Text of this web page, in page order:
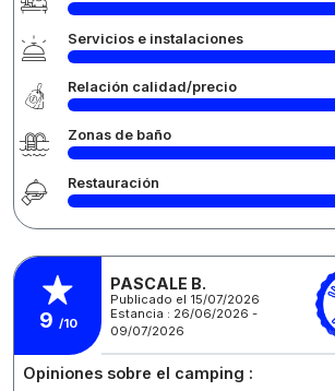
Servicios e instalaciones
Relación calidad/precio
Zonas de baño
Restauración
9 /10
PASCALE B.
Publicado el 15/07/2026
Estancia : 26/06/2026 -
09/07/2026
Opiniones sobre el camping :